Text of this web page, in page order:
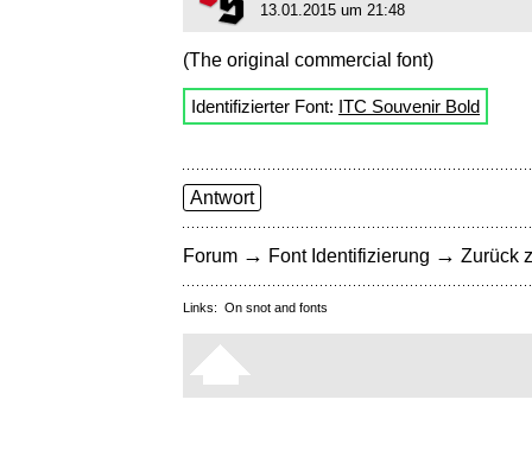
13.01.2015 um 21:48
(The original commercial font)
Identifizierter Font: ITC Souvenir Bold
Antwort
Forum → Font Identifizierung → Zurück
Links: On snot and fonts